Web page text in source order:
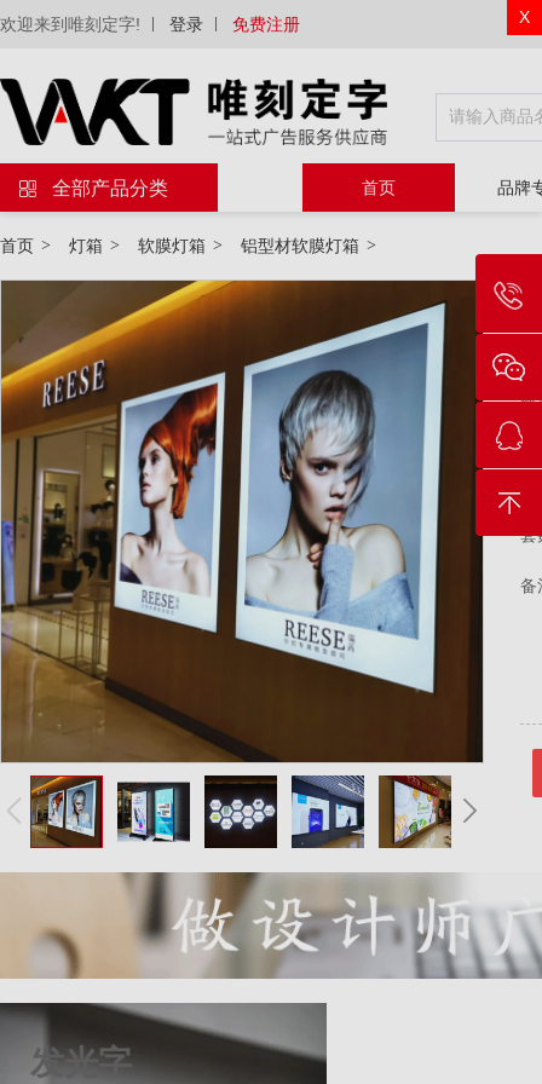
X
欢迎来到唯刻定字! 登录 免费注册
全部产品分类 首页 品牌
首页 > 灯箱 > 软膜灯箱 > 铝型材软膜灯箱 >
物
材
工
套
备
发光字